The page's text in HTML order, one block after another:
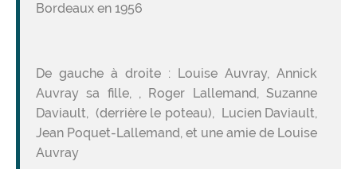
Bordeaux en 1956
De gauche à droite : Louise Auvray, Annick
Auvray sa fille, , Roger Lallemand, Suzanne
Daviault, (derrière le poteau), Lucien Daviault,
Jean Poquet-Lallemand, et une amie de Louise
Auvray